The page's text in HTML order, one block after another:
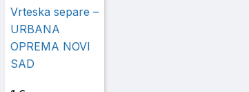
Vrteska separe –
URBANA
OPREMA NOVI
SAD